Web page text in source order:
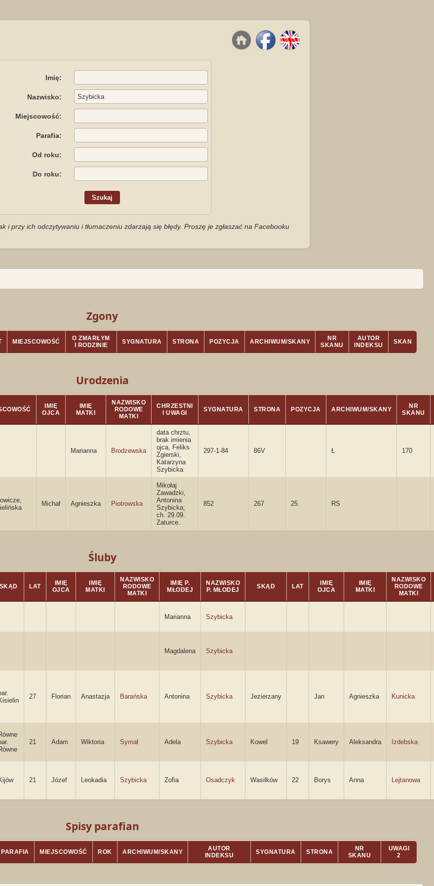
Imię:
Nazwisko:
Miejscowość:
Parafia:
Od roku:
Do roku:
i przy ich odczytywaniu i tłumaczeniu zdarzają się błędy. Proszę je zgłaszać na Facebooku
Zgony
MIEJSCOWOŚĆ
O ZMARŁYM
I RODZINIE
SYGNATURA STRONA POZYCJA ARCHIWUM/SKANY
NR
SKANU
AUTOR
INDEKSU
SKAN
Urodzenia
IMIĘ
OJCA
IMIĘ
MATKI
NAZWISKO
RODOWE
MATKI
CHRZESTNI
I UWAGI
SYGNATURA STRONA POZYCJA ARCHIWUM/SKANY
NR
SKANU
Marianna Brodzewska
data chrztu,
brak imienia
ojca, Feliks
Zgierski,
Katarzyna
Szybicka
297-1-84 86V Ł 170
Michał Agnieszka Piotrowska
Mikołaj
Zawadzki,
Antonina
Szybicka;
ch. 29.09.
Zaturce.
852 267 25 RS
Śluby
SKĄD LAT
IMIĘ
OJCA
IMIĘ
MATKI
NAZWISKO
RODOWE
MATKI
IMIĘ P.
MŁODEJ
NAZWISKO
P. MŁODEJ
SKĄD LAT
IMIĘ
OJCA
IMIĘ
MATKI
NAZWISKO
RODOWE
MATKI
Marianna Szybicka
Magdalena Szybicka
27 Florian Anastazja Barańska Antonina Szybicka Jezierzany Jan Agnieszka Kunicka
21 Adam Wiktoria Symał Adela Szybicka Kowel 19 Ksawery Aleksandra Izdebska
21 Józef Leokadia Szybicka Zofia Osadczyk Wasilków 22 Borys Anna Lejtanowa
Spisy parafian
PARAFIA MIEJSCOWOŚĆ ROK ARCHIWUM/SKANY
AUTOR
INDEKSU
SYGNATURA STRONA
NR
SKANU
UWAGI
2